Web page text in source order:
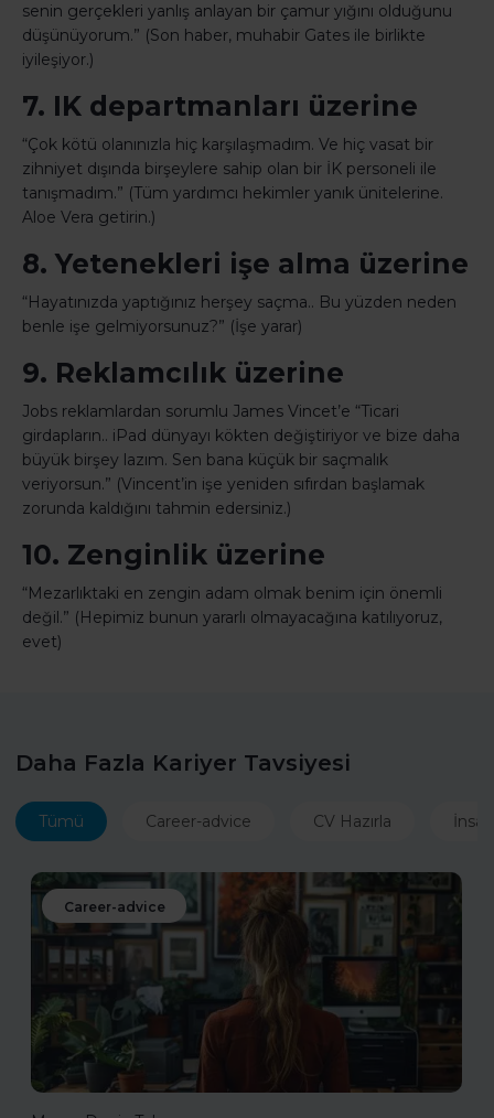
senin gerçekleri yanlış anlayan bir çamur yığını olduğunu
düşünüyorum.” (Son haber, muhabir Gates ile birlikte
iyileşiyor.)
7. IK departmanları üzerine
“Çok kötü olanınızla hiç karşılaşmadım. Ve hiç vasat bir
zihniyet dışında birşeylere sahip olan bir İK personeli ile
tanışmadım.” (Tüm yardımcı hekimler yanık ünitelerine.
Aloe Vera getirin.)
8. Yetenekleri işe alma üzerine
“Hayatınızda yaptığınız herşey saçma.. Bu yüzden neden
benle işe gelmiyorsunuz?” (İşe yarar)
9. Reklamcılık üzerine
Jobs reklamlardan sorumlu James Vincet’e “Ticari
girdapların.. iPad dünyayı kökten değiştiriyor ve bize daha
büyük birşey lazım. Sen bana küçük bir saçmalık
veriyorsun.” (Vincent’in işe yeniden sıfırdan başlamak
zorunda kaldığını tahmin edersiniz.)
10. Zenginlik üzerine
“Mezarlıktaki en zengin adam olmak benim için önemli
değil.” (Hepimiz bunun yararlı olmayacağına katılıyoruz,
evet)
Daha Fazla Kariyer Tavsiyesi
Tümü Career-advice CV Hazırla
Career-advice